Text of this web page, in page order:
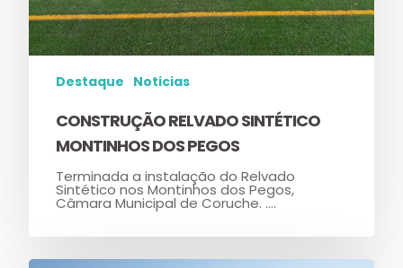
Destaque Noticias
CONSTRUÇÃO RELVADO SINTÉTICO
MONTINHOS DOS PEGOS
Terminada a instalação do Relvado
Sintético nos Montinhos dos Pegos,
Câmara Municipal de Coruche. .…